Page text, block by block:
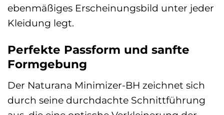
ebenmäßiges Erscheinungsbild unter jeder
Kleidung legt.
Perfekte Passform und sanfte
Formgebung
Der Naturana Minimizer-BH zeichnet sich
durch seine durchdachte Schnittführung